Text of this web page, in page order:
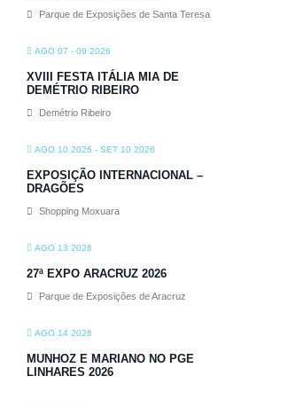
Parque de Exposições de Santa Teresa
AGO 07 - 09 2026
XVIII FESTA ITÁLIA MIA DE
DEMÉTRIO RIBEIRO
Demétrio Ribeiro
AGO 10 2026 - SET 10 2026
EXPOSIÇÃO INTERNACIONAL –
DRAGÕES
Shopping Moxuara
AGO 13 2026
27ª EXPO ARACRUZ 2026
Parque de Exposições de Aracruz
AGO 14 2026
MUNHOZ E MARIANO NO PGE
LINHARES 2026